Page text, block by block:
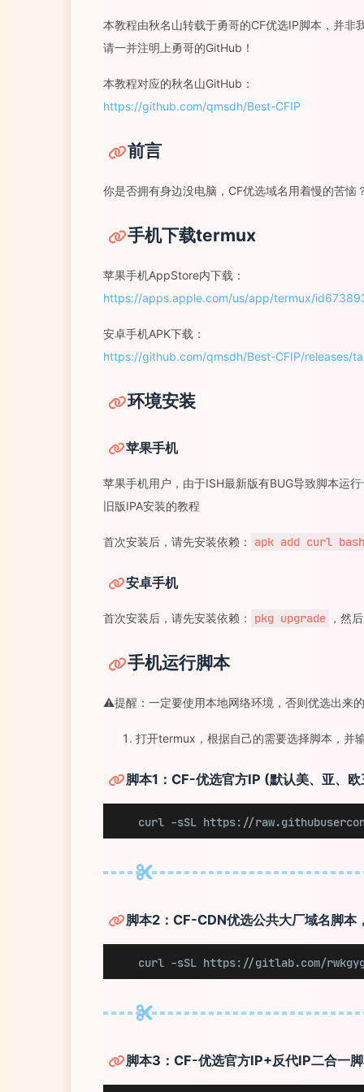
本教程由秋名山转载于勇哥的CF优选IP脚本，并非
请一并注明上勇哥的GitHub！
本教程对应的秋名山GitHub：
https://github.com/qmsdh/Best-CFIP
前言
你是否拥有身边没电脑，CF优选域名用着慢的苦恼
手机下载termux
苹果手机AppStore内下载：
https://apps.apple.com/us/app/termux/
安卓手机APK下载：
https://github.com/qmsdh/Best-CFIP/releases/
环境安装
苹果手机
苹果手机用户，由于ISH最新版有BUG导致脚本运
旧版IPA安装的教程
首次安装后，请先安装依赖： apk add curl bash
安卓手机
首次安装后，请先安装依赖： pkg upgrade ，然
手机运行脚本
⚠️提醒：一定要使用本地网络环境，否则优选出来
打开termux，根据自己的需要选择脚本，并
脚本1：CF-优选官方IP (默认美、亚、
curl -sSL https://
脚本2：CF-CDN优选公共大厂域名脚本
curl -sSL https://gitlab.com/rwkgyg/
脚本3：CF-优选官方IP+反代IP二合一